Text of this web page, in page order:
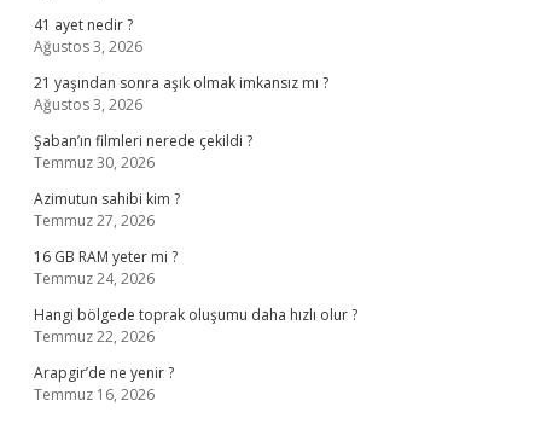
41 ayet nedir ?
Ağustos 3, 2026
21 yaşından sonra aşık olmak imkansız mı ?
Ağustos 3, 2026
Şaban’ın filmleri nerede çekildi ?
Temmuz 30, 2026
Azimutun sahibi kim ?
Temmuz 27, 2026
16 GB RAM yeter mi ?
Temmuz 24, 2026
Hangi bölgede toprak oluşumu daha hızlı olur ?
Temmuz 22, 2026
Arapgir’de ne yenir ?
Temmuz 16, 2026